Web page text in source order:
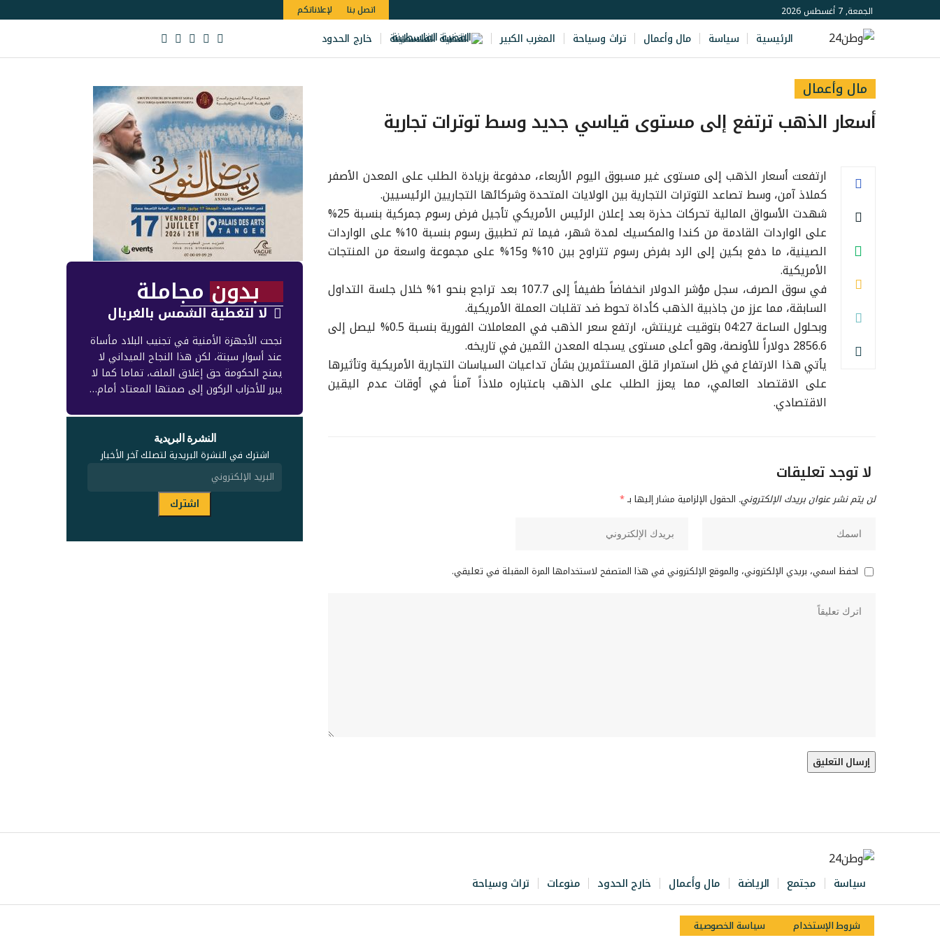
الجمعة, 7 أغسطس 2026 اتصل بنا لإعلاناتكم
الرئيسية سياسة مال وأعمال تراث وسياحة المغرب الكبير القضية الفلسطينة خارج الحدود
مال وأعمال
أسعار الذهب ترتفع إلى مستوى قياسي جديد وسط توترات تجارية
ارتفعت أسعار الذهب إلى مستوى غير مسبوق اليوم الأربعاء، مدفوعة بزيادة الطلب على المعدن الأصفر
كملاذ آمن، وسط تصاعد التوترات التجارية بين الولايات المتحدة وشركائها التجاريين الرئيسيين.
شهدت الأسواق المالية تحركات حذرة بعد إعلان الرئيس الأمريكي تأجيل فرض رسوم جمركية بنسبة 25%
على الواردات القادمة من كندا والمكسيك لمدة شهر، فيما تم تطبيق رسوم بنسبة 10% على الواردات
الصينية، ما دفع بكين إلى الرد بفرض رسوم تتراوح بين 10% و15% على مجموعة واسعة من المنتجات
الأمريكية.
في سوق الصرف، سجل مؤشر الدولار انخفاضاً طفيفاً إلى 107.7 بعد تراجع بنحو 1% خلال جلسة التداول
السابقة، مما عزز من جاذبية الذهب كأداة تحوط ضد تقلبات العملة الأمريكية.
وبحلول الساعة 04:27 بتوقيت غرينتش، ارتفع سعر الذهب في المعاملات الفورية بنسبة 0.5% ليصل إلى
2856.6 دولاراً للأونصة، وهو أعلى مستوى يسجله المعدن الثمين في تاريخه.
يأتي هذا الارتفاع في ظل استمرار قلق المستثمرين بشأن تداعيات السياسات التجارية الأمريكية وتأثيرها
على الاقتصاد العالمي، مما يعزز الطلب على الذهب باعتباره ملاذاً آمناً في أوقات عدم اليقين
الاقتصادي.
لا توجد تعليقات
لن يتم نشر عنوان بريدك الإلكتروني. الحقول الإلزامية مشار إليها بـ*
احفظ اسمي، بريدي الإلكتروني، والموقع الإلكتروني في هذا المتصفح لاستخدامها المرة المقبلة في تعليقي.
بدون مجاملة
لا لتغطية الشمس بالغربال
نجحت الأجهزة الأمنية في تجنيب البلاد مأساة
عند أسوار سبتة، لكن هذا النجاح الميداني لا
يمنح الحكومة حق إغلاق الملف، تماما كما لا
يبرر للأحزاب الركون إلى صمتها المعتاد أمام…
النشرة البريدية
اشترك في النشرة البريدية لتصلك آخر الأخبار
سياسة مجتمع الرياضة مال وأعمال خارج الحدود منوعات تراث وسياحة
شروط الإستخدام سياسة الخصوصية